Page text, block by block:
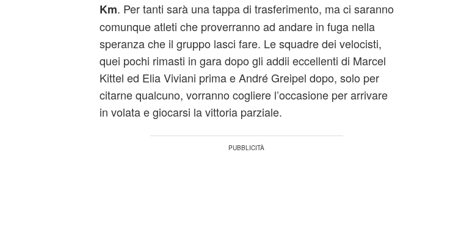
Km. Per tanti sarà una tappa di trasferimento, ma ci saranno
comunque atleti che proverranno ad andare in fuga nella
speranza che il gruppo lasci fare. Le squadre dei velocisti,
quei pochi rimasti in gara dopo gli addii eccellenti di Marcel
Kittel ed Elia Viviani prima e André Greipel dopo, solo per
citarne qualcuno, vorranno cogliere l’occasione per arrivare
in volata e giocarsi la vittoria parziale.